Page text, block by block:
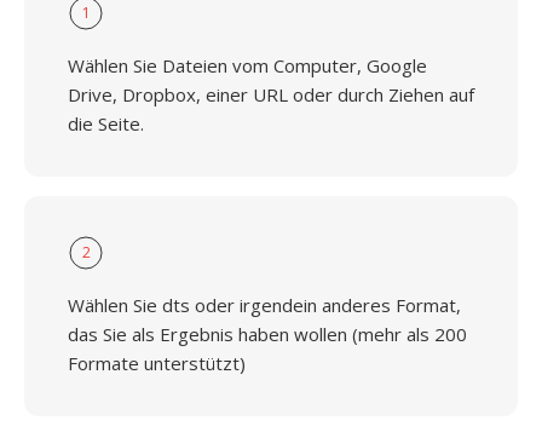
1
Wählen Sie Dateien vom Computer, Google
Drive, Dropbox, einer URL oder durch Ziehen auf
die Seite.
2
Wählen Sie dts oder irgendein anderes Format,
das Sie als Ergebnis haben wollen (mehr als 200
Formate unterstützt)